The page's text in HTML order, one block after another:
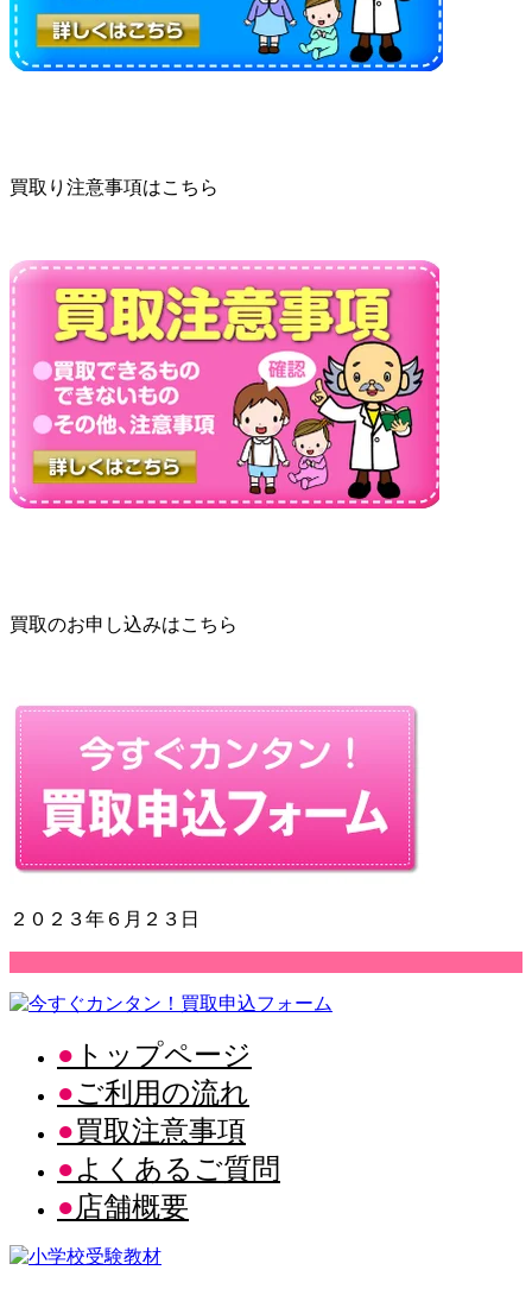
買取り注意事項はこちら
買取のお申し込みはこちら
２０２３年６月２３日
トップページ
ご利用の流れ
買取注意事項
よくあるご質問
店舗概要